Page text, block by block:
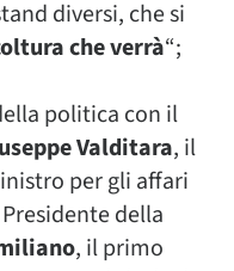
diversi, che si
che verrà“;
politica con il
Valditara, il
per gli affari
della
, il primo